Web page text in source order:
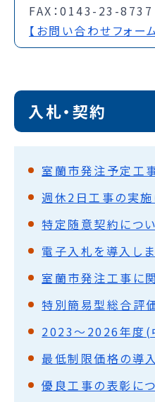
FAX：0143-23-8737
【お問い合わせフォー
入札・契約
室蘭市発注予定工
週休2日工事の実施
特定随意契約につ
電子入札を導入し
室蘭市発注工事に
特別簡易型総合評
最低制限価格の導
優良工事の表彰に